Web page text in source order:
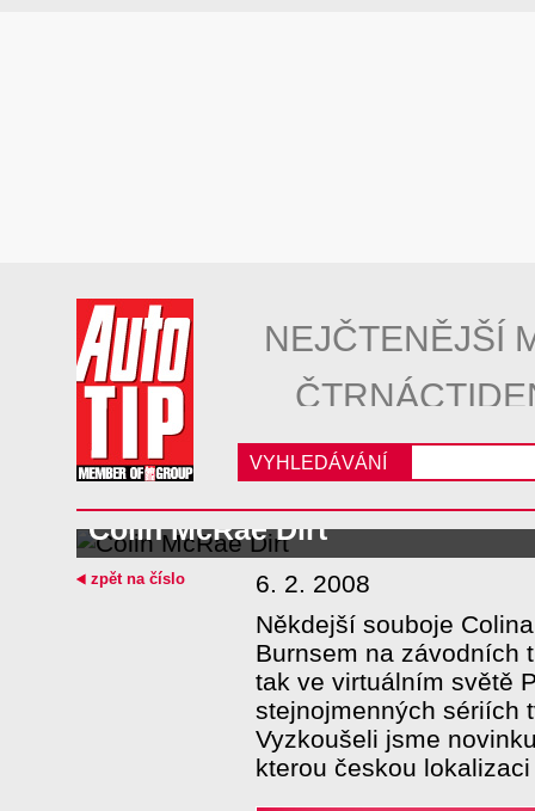
NEJČTENĚJŠÍ
VYHLEDÁVÁNÍ
Colin McRae Dirt
6. 2. 2008
Někdejší souboje
Burnsem na závodních
tak ve virtuálním světě
stejnojmenných sériích
Vyzkoušeli jsme
kterou českou
zpět na číslo